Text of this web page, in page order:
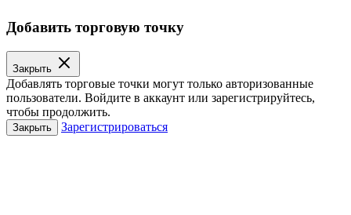
Добавить торговую точку
Закрыть
Добавлять торговые точки могут только авторизованные
пользователи. Войдите в аккаунт или зарегистрируйтесь,
чтобы продолжить.
Закрыть Зарегистрироваться